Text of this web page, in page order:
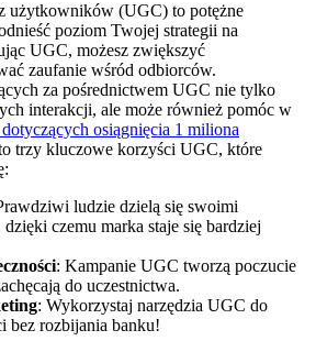
użytkowników (UGC) to potężne
poziom Twojej strategii na
UGC, możesz zwiększyć
zaufanie wśród odbiorców.
za pośrednictwem UGC nie tylko
interakcji, ale może również pomóc w
osiągnięcia 1 miliona
trzy kluczowe korzyści UGC, które
ludzie dzielą się swoimi
czemu marka staje się bardziej
: Kampanie UGC tworzą poczucie
do uczestnictwa.
: Wykorzystaj narzędzia UGC do
bez rozbijania banku!